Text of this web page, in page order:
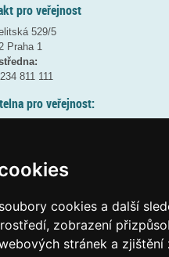
cookies a další
zobrazení
stránek a zjištění
pro veřejnost
529/5
Praha 1
811 111
pro veřejnost:
podatelna:
gov cz